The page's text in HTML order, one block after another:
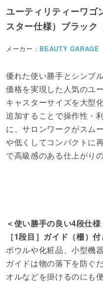
ユーティリティーワゴ
スター仕様）ブラック
メーカー： BEAUTY GARAGE
優れた使い勝手とシンプ
価格を実現した人気のユ
キャスターサイズを大型
追加することで操作性・
に、サロンワークがスム
や低くしてコンパクトに
で高級感のある仕上がり
＜使い勝手の良い4段仕様
［1段目］ガイド（柵）
ボウルや化粧品、小型機
ガイドは物の落下を防ぐ
オルなどを掛けるのにも便